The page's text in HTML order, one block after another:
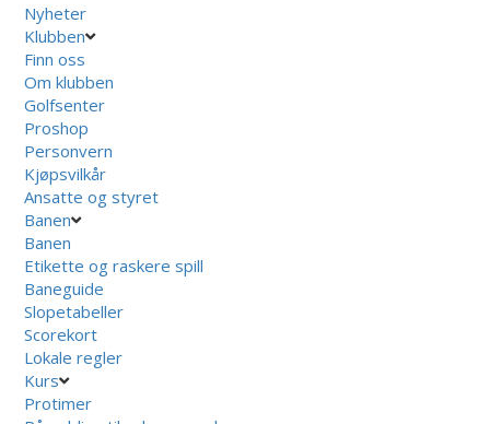
Nyheter
Klubben
Finn oss
Om klubben
Golfsenter
Proshop
Personvern
Kjøpsvilkår
Ansatte og styret
Banen
Banen
Etikette og raskere spill
Baneguide
Slopetabeller
Scorekort
Lokale regler
Kurs
Protimer